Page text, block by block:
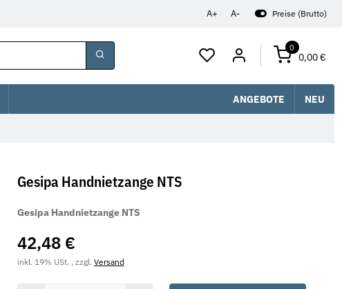
A+ A- Preise (Brutto)
0
0,00 €
ANGEBOTE NEU
Gesipa Handnietzange NTS
Gesipa Handnietzange NTS
42,48 €
inkl. 19% USt. , zzgl.Versand